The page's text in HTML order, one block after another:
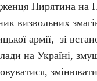
Пирятина на
визвольних
армії, зі
на Україні,